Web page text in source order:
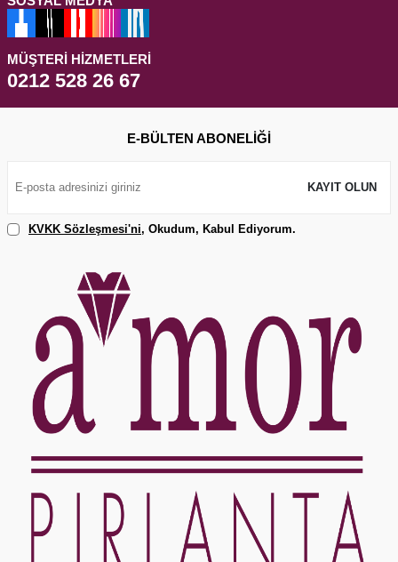
MÜŞTERI HIZMETLERI
0212 528 26 67
E-BÜLTEN ABONELIĞI
KAYIT OLUN
KVKK Sözleşmesi'ni, Okudum, Kabul Ediyorum.